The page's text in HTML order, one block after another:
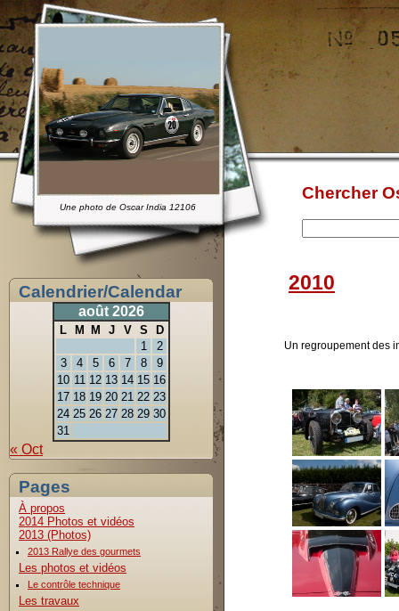
Une photo de Oscar India 12106
Chercher
Calendrier/Calendar
août 2026
L M M J V S
D
1
2
3
4 5 6 7 8
9
10 11 12 13 14 15 16
17 18 19 20 21 22 23
24 25 26 27 28 29 30
31
« Oct
Pages
À propos
2014 Photos et vidéos
2013 (Photos)
2013 Rallye des gourmets
Les photos et vidéos
Le contrôle technique
Les travaux
2010
Un regroupement des